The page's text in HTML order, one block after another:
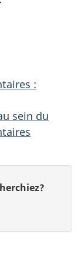
:
sein du